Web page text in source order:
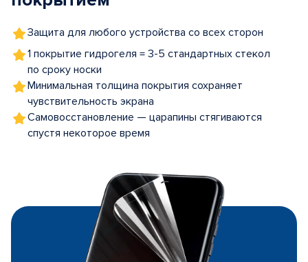
Защита для любого устройства со всех сторон
1 покрытие гидрогеля = 3-5 стандартных стекол
по сроку носки
Минимальная толщина покрытия сохраняет
чувствительность экрана
Самовосстановление — царапины стягиваются
спустя некоторое время